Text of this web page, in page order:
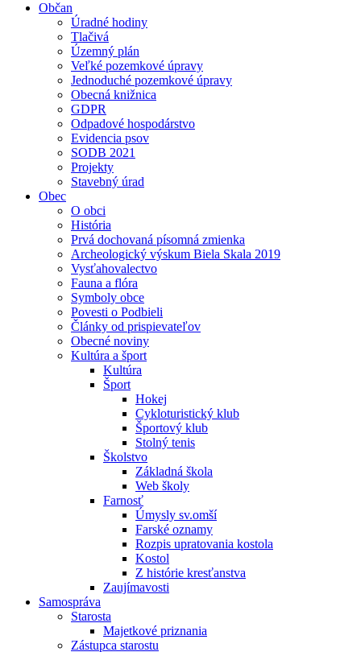
Občan
Úradné hodiny
Tlačivá
Územný plán
Veľké pozemkové úpravy
Jednoduché pozemkové úpravy
Obecná knižnica
GDPR
Odpadové hospodárstvo
Evidencia psov
SODB 2021
Projekty
Stavebný úrad
Obec
O obci
História
Prvá dochovaná písomná zmienka
Archeologický výskum Biela Skala 2019
Vysťahovalectvo
Fauna a flóra
Symboly obce
Povesti o Podbieli
Články od prispievateľov
Obecné noviny
Kultúra a šport
Kultúra
Šport
Hokej
Cykloturistický klub
Športový klub
Stolný tenis
Školstvo
Základná škola
Web školy
Farnosť
Úmysly sv.omší
Farské oznamy
Rozpis upratovania kostola
Kostol
Z histórie kresťanstva
Zaujímavosti
Samospráva
Starosta
Majetkové priznania
Zástupca starostu